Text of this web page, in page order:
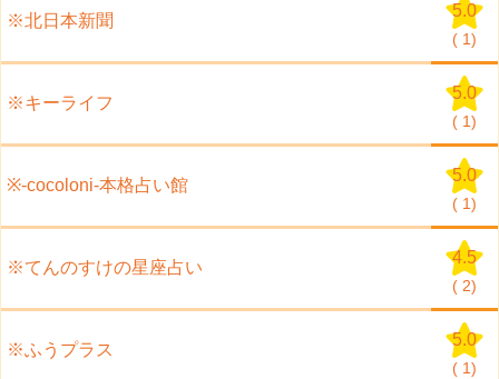
※北日本新聞
5.0
( 1)
※キーライフ
5.0
( 1)
※-cocoloni-本格占い館
5.0
( 1)
※てんのすけの星座占い
4.5
( 2)
※ふうプラス
5.0
( 1)